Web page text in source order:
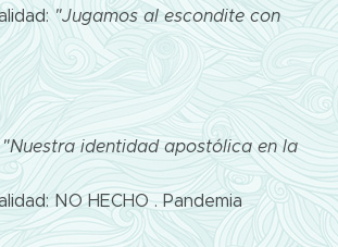
"Jugamos al escondite con
"Nuestra identidad apostólica en la
NO HECHO . Pandemia